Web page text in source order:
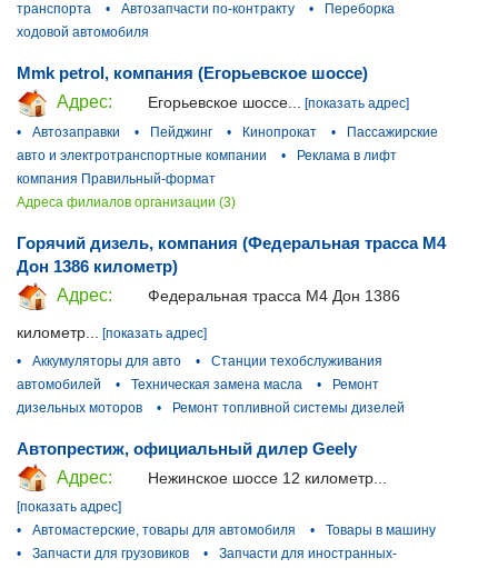
транспорта • Автозапчасти по-контракту •
Переборка
ходовой автомобиля
Mmk petrol, компания (Егорьевское шоссе)
Адрес:
Егорьевское шоссе...
[показать адрес]
•
Автозаправки • Пейджинг • Кинопрокат •
Пассажирские
авто и электротранспортные компании
•
Реклама в лифт
компания Правильный-формат
Адреса филиалов организации (3)
Горячий дизель, компания (Федеральная трасса М4
Дон 1386 километр)
Адрес:
Федеральная трасса М4 Дон 1386
километр...
[показать адрес]
•
Аккумуляторы для авто •
Станции техобслуживания
автомобилей
• Техническая замена масла •
Ремонт
дизельных моторов
• Ремонт топливной системы дизелей
Автопрестиж, официальный дилер Geely
Адрес:
Нежинское шоссе 12 километр...
[показать адрес]
•
Автомастерские, товары для автомобиля •
Товары в машину
•
Запчасти для грузовиков •
Запчасти для иностранных-